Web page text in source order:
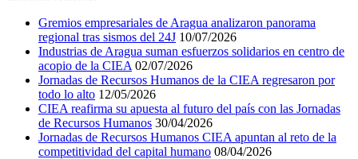
Gremios empresariales de Aragua analizaron panorama
regional tras sismos del 24J 10/07/2026
Industrias de Aragua suman esfuerzos solidarios en centro de
acopio de la CIEA 02/07/2026
Jornadas de Recursos Humanos de la CIEA regresaron por
todo lo alto 12/05/2026
CIEA reafirma su apuesta al futuro del país con las Jornadas
de Recursos Humanos 30/04/2026
Jornadas de Recursos Humanos CIEA apuntan al reto de la
competitividad del capital humano 08/04/2026